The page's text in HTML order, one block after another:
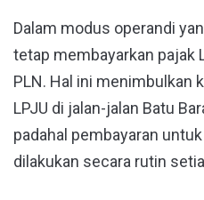
Dalam modus operandi
tetap membayarkan pajak
PLN. Hal ini menimbulkan
LPJU di jalan-jalan Batu
padahal pembayaran
dilakukan secara rutin